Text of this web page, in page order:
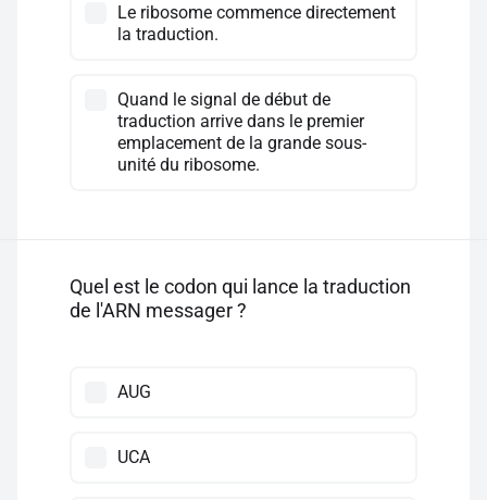
Le ribosome commence directement
la traduction.
Quand le signal de début de
traduction arrive dans le premier
emplacement de la grande sous-
unité du ribosome.
Quel est le codon qui lance la traduction
de l'ARN messager ?
AUG
UCA